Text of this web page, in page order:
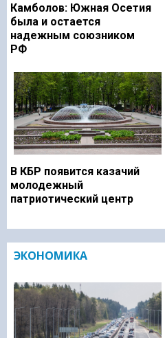
Камболов: Южная Осетия
была и остается
надежным союзником
РФ
В КБР появится казачий
молодежный
патриотический центр
ЭКОНОМИКА